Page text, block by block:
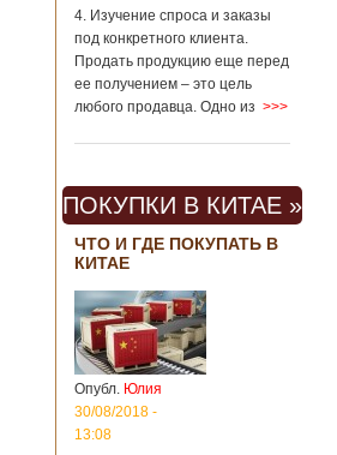
вас информацию о
вещах, которые
больше всего
удивляют туристов
в Поднебесной.
Металлодетекторы
не было, да и весь
Китай в этом
отношении
считается
государством. Но в
метрополитене
Шанхая или
Подробнее...
Опубликовано
23/09/2018 - 13:07
В Китае
появился на
свет ребенок
4. Изучение спроса и заказы
под конкретного клиента.
Продать продукцию еще перед
ее получением – это цель
любого продавца. Одно из >>>
ПОКУПКИ В КИТАЕ »
ЧТО И ГДЕ ПОКУПАТЬ В
КИТАЕ
Опубл. Юлия
30/08/2018 -
13:08